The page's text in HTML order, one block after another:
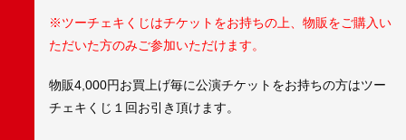
※ツーチェキくじはチケットをお持ちの上、物販をご購入い
ただいた方のみご参加いただけます。
物販4,000円お買上げ毎に公演チケットをお持ちの方はツー
チェキくじ１回お引き頂けます。